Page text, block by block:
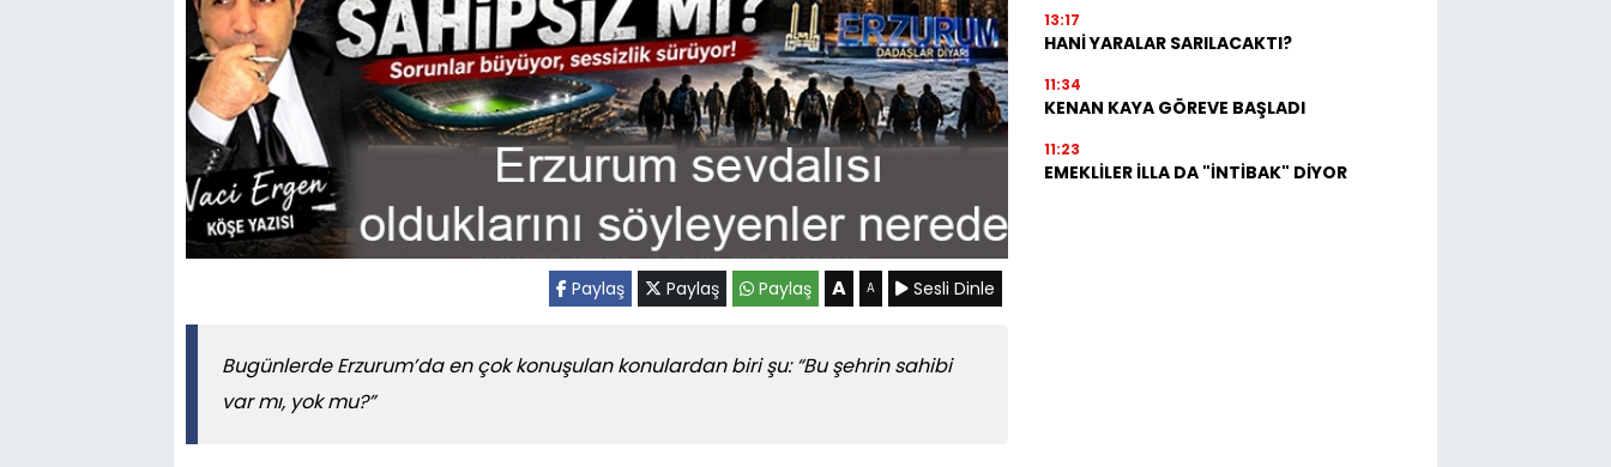
Paylaş Paylaş Paylaş A A Sesli Dinle
Bugünlerde Erzurum’da en çok konuşulan konulardan biri şu: “Bu şehrin sahibi
var mı, yok mu?”
13:17
HANİ YARALAR SARILACAKTI?
11:34
KENAN KAYA GÖREVE BAŞLADI
11:23
EMEKLİLER İLLA DA "İNTİBAK" DİYOR